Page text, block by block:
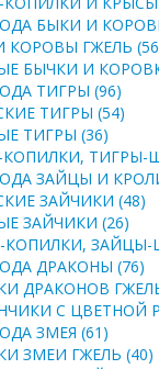
БЫКИ И
КОРОВЫ ГЖЕЛЬ
БЫЧКИ И
ТИГРЫ (96)
ТИГРЫ (54)
ТИГРЫ (36)
КОПИЛКИ, ТИГРЫ-
ЗАЙЦЫ И
ЗАЙЧИКИ (48)
ЗАЙЧИКИ (26)
КОПИЛКИ, ЗАЙЦЫ-
ДРАКОНЫ (76)
ДРАКОНОВ
С ЦВЕТНОЙ
ЗМЕЯ (61)
ЗМЕИ ГЖЕЛЬ (40)